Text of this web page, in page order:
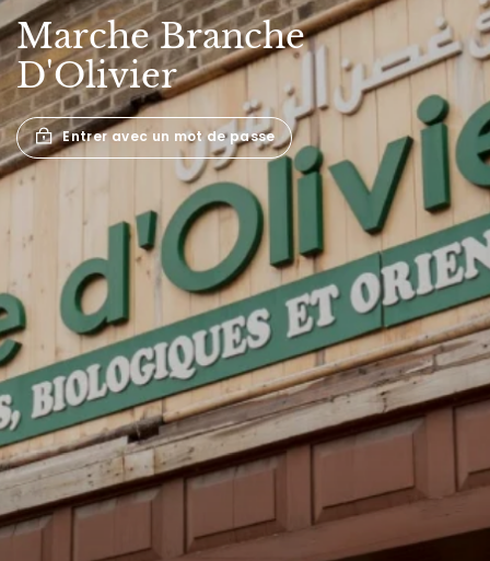
MarcheBranche
D'Olivier
Entrer avec un mot de passe